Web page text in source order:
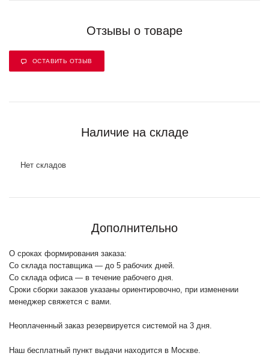
Отзывы о товаре
ОСТАВИТЬ ОТЗЫВ
Наличие на складе
Нет складов
Дополнительно
О сроках формирования заказа:
Со склада поставщика — до 5 рабочих дней.
Со склада офиса — в течение рабочего дня.
Сроки сборки заказов указаны ориентировочно, при изменении
менеджер свяжется с вами.
Неоплаченный заказ резервируется системой на 3 дня.
Наш бесплатный пункт выдачи находится в Москве.